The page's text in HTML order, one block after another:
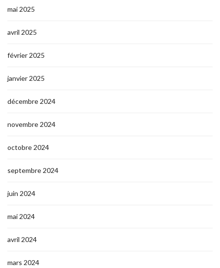
mai 2025
avril 2025
février 2025
janvier 2025
décembre 2024
novembre 2024
octobre 2024
septembre 2024
juin 2024
mai 2024
avril 2024
mars 2024